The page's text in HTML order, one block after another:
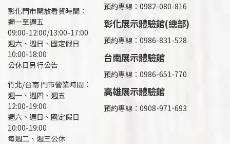
彰化門市開放看貨時間：
週一至週五
09:00-12:00/13:00-17:00
週六、週日、國定假日
10:00-18:00
公休日另行公告
竹北/台南 門市營業時間：
週一、週四、週五
12:00-19:00
週六、週日、國定假日
10:00-19:00
每週二、週三公休
預約專線：0982-080-816
彰化展示體驗館(總部)
預約專線： 0986-831-528
台南展示體驗館
預約專線：0986-651-770
高雄展示體驗館
預約專線： 0908-971-693